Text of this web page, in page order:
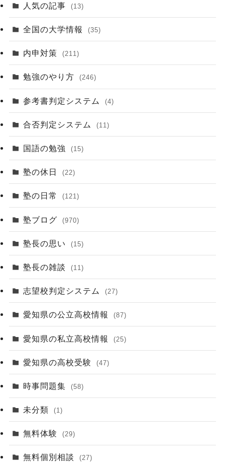
人気の記事 (13)
全国の大学情報 (35)
内申対策 (211)
勉強のやり方 (246)
参考書判定システム (4)
合否判定システム (11)
国語の勉強 (15)
塾の休日 (22)
塾の日常 (121)
塾ブログ (970)
塾長の思い (15)
塾長の雑談 (11)
志望校判定システム (27)
愛知県の公立高校情報 (87)
愛知県の私立高校情報 (25)
愛知県の高校受験 (47)
時事問題集 (58)
未分類 (1)
無料体験 (29)
無料個別相談 (27)